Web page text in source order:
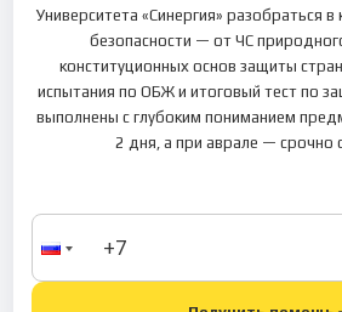
Университета «Синергия» разобраться
безопасности — от ЧС
конституционных основ защиты
испытания по ОБЖ и итоговый тест по
выполнены с глубоким пониманием
2 дня, а при аврале — срочно